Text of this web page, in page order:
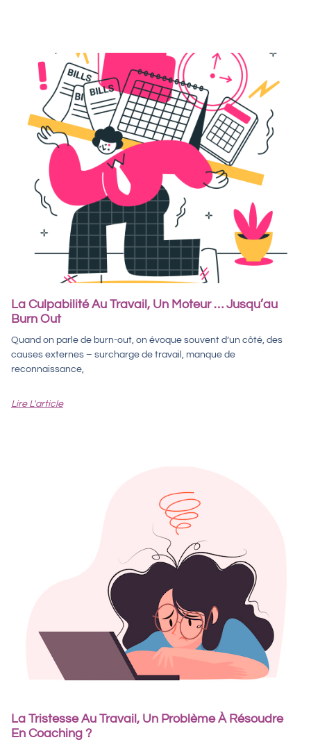
La Culpabilité Au Travail, Un Moteur … Jusqu’au
Burn Out
Quand on parle de burn-out, on évoque souvent d’un côté, des
causes externes – surcharge de travail, manque de
reconnaissance,
Lire L'article
La Tristesse Au Travail, Un Problème À Résoudre
En Coaching ?